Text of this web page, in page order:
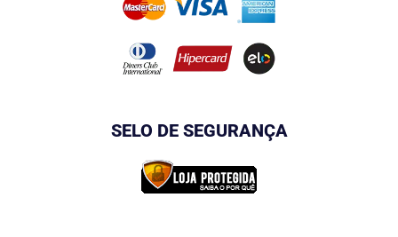
SELO DE SEGURANÇA